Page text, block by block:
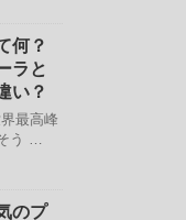
何？
ラと
い？
最高峰
う …
のプ